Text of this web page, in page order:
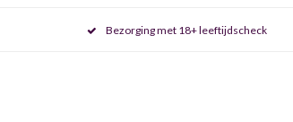
Bezorging met 18+ leeftijdscheck